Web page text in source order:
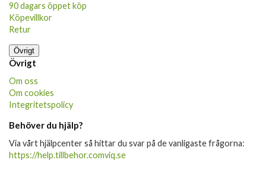
90 dagars öppet köp
Köpevillkor
Retur
Övrigt
Övrigt
Om oss
Om cookies
Integritetspolicy
Behöver du hjälp?
Via vårt hjälpcenter så hittar du svar på de vanligaste frågorna:
https://help.tillbehor.comviq.se